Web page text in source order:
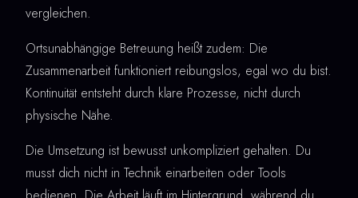
vergleichen.
Ortsunabhängige Betreuung heißt zudem: Die
Zusammenarbeit funktioniert reibungslos, egal wo du bist.
Kontinuität entsteht durch klare Prozesse, nicht durch
physische Nähe.
Die Umsetzung ist bewusst unkompliziert gehalten. Du
musst dich nicht in Technik einarbeiten oder Tools